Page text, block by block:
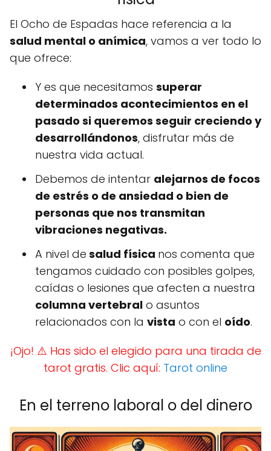
El Ocho de Espadas hace referencia a la
salud mental o anímica, vamos a ver todo lo
que ofrece:
Y es que necesitamos superar
determinados acontecimientos en el
pasado si queremos seguir creciendo y
desarrollándonos, disfrutar más de
nuestra vida actual.
Debemos de intentar alejarnos de focos
de estrés o de ansiedad o bien de
personas que nos transmitan
vibraciones negativas.
A nivel de salud física nos comenta que
tengamos cuidado con posibles golpes,
caídas o lesiones que afecten a nuestra
columna vertebral o asuntos
relacionados con la vista o con el oído.
¡Ojo! ⚠️ Has sido el elegido para una tirada de
tarot gratis. Clic aquí: Tarot online
En el terreno laboral o del dinero